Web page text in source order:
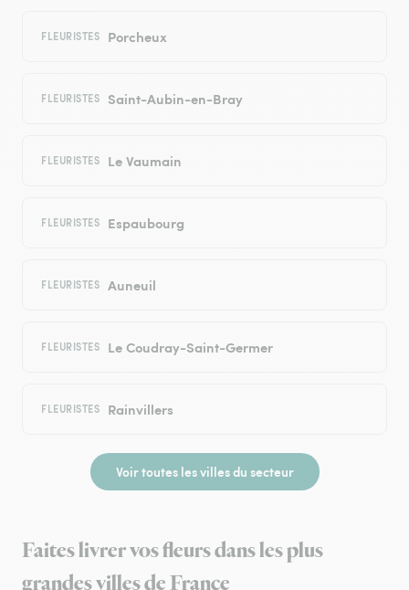
FLEURISTES Porcheux
FLEURISTES Saint-Aubin-en-Bray
FLEURISTES Le Vaumain
FLEURISTES Espaubourg
FLEURISTES Auneuil
FLEURISTES Le Coudray-Saint-Germer
FLEURISTES Rainvillers
Voir toutes les villes du secteur
Faites livrer vos fleurs dans les plus
grandes villes de France